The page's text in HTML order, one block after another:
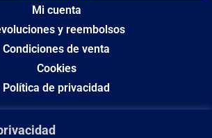
Mi cuenta
y reembolsos
Condiciones de venta
Cookies
Política de privacidad